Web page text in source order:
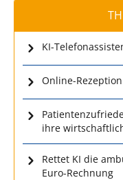
KI-
Online-
ihre
Rettet KI die
Euro-Rechnung